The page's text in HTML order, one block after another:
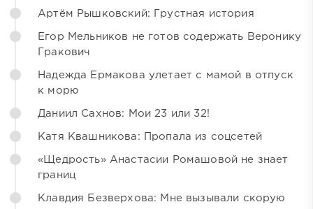
Артём Рышковский: Грустная история
Егор Мельников не готов содержать Веронику
Гракович
Надежда Ермакова улетает с мамой в отпуск
к морю
Даниил Сахнов: Мои 23 или 32!
Катя Квашникова: Пропала из соцсетей
«Щедрость» Анастасии Ромашовой не знает
границ
Клавдия Безверхова: Мне вызывали скорую